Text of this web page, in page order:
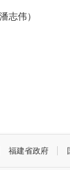
伟）
福建省政府